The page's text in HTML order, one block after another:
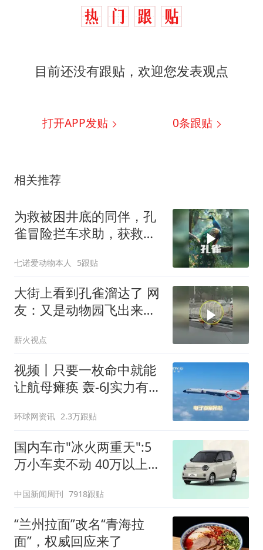
目前还没有跟贴，欢迎您发表观点
打开APP发贴 0条跟贴
相关推荐
为救被困井底的同伴，孔
雀冒险拦车求助，获救后
七诺爱动物本人 5跟贴
大街上看到孔雀溜达了 网
友：又是动物园飞出来的
薪火视点
视频丨只要一枚命中就能
让航母瘫痪 轰-6J实力有多
环球网资讯 2.3万跟贴
国内车市"冰火两重天":5
万小车卖不动 40万以上的
中国新闻周刊 7918跟贴
“兰州拉面”改名“青海拉
面”，权威回应来了